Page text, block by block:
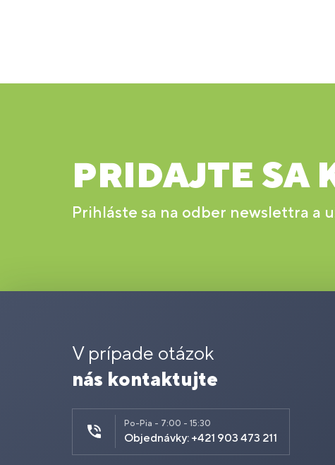
PRIDAJTE SA
Prihláste sa na odber newslettra a
V prípade otázok
nás kontaktujte
Po-Pia - 7:00 - 15:30
Objednávky: +421 903 473 211